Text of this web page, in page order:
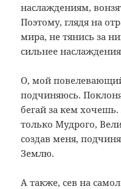
наслаждениям,
Поэтому, глядя на
мира, не тянись за
сильнее
О, мой
подчиняюсь.
бегай за кем
только Мудрого,
создав меня,
Землю.
А также, сев на